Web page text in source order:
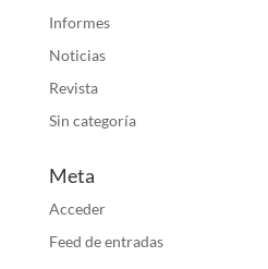
Informes
Noticias
Revista
Sin categoría
Meta
Acceder
Feed de entradas